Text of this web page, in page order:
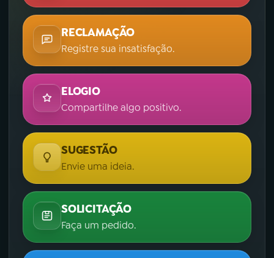
RECLAMAÇÃO
Registre sua insatisfação.
ELOGIO
Compartilhe algo positivo.
SUGESTÃO
Envie uma ideia.
SOLICITAÇÃO
Faça um pedido.